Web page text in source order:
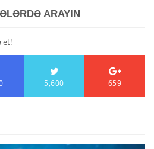
ARAYIN
et!
5,600 659